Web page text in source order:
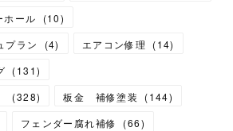
ホール
(10)
プラン
(4) エアコン修理 (14)
(131)
(328) 板金 補修塗装 (144)
フェンダー腐れ補修 (66)